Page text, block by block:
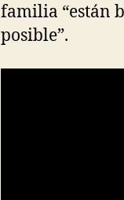
familia “están
posible”.